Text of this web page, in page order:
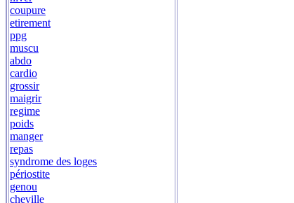
coupure
etirement
ppg
muscu
abdo
cardio
grossir
maigrir
regime
poids
manger
repas
syndrome des loges
périostite
genou
cheville